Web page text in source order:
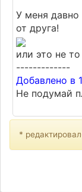
У меня давно
от друга!
или это не
-------------
Добавлено в
Не подумай
*